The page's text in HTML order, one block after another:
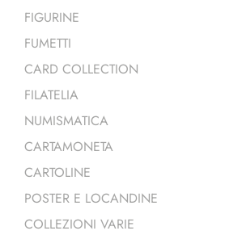
FIGURINE
FUMETTI
CARD COLLECTION
FILATELIA
NUMISMATICA
CARTAMONETA
CARTOLINE
POSTER E LOCANDINE
COLLEZIONI VARIE